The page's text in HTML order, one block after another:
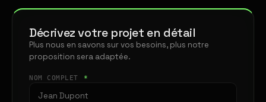
Décrivez votre projet en détail
Plus nous en savons sur vos besoins, plus notre
proposition sera adaptée.
NOM COMPLET *